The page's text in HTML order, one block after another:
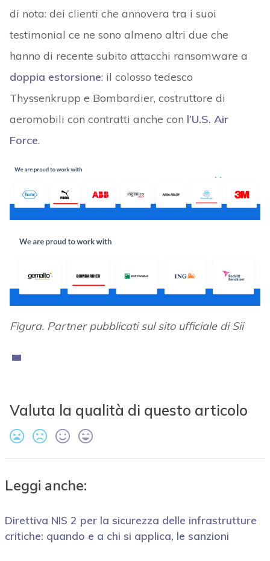
di nota: dei clienti che annovera tra i suoi
testimonial ce ne sono almeno altri due che
hanno di recente subito attacchi ransomware a
doppia estorsione: il colosso tedesco
Thyssenkrupp e Bombardier, costruttore di
aeromobili con contratti anche con l’U.S. Air
Force.
Figura. Partner pubblicati sul sito ufficiale di Sii
Valuta la qualità di questo articolo
Leggi anche:
Direttiva NIS 2 per la sicurezza delle infrastrutture
critiche: quando e a chi si applica, le sanzioni